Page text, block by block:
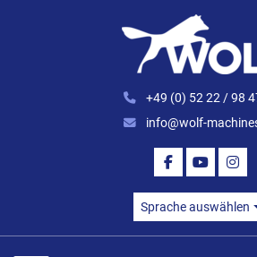
+49 (0) 52 22 / 98
info@wolf-
FACEBOOK
YOUTUBE
Sprache auswählen